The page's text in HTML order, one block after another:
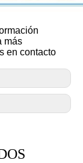
más
en contacto